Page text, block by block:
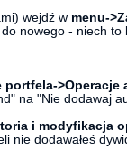
wejdź w menu-
nowego - niech to
portfela->Operacje
na "Nie dodawaj
i modyfikacja
nie dodawałeś